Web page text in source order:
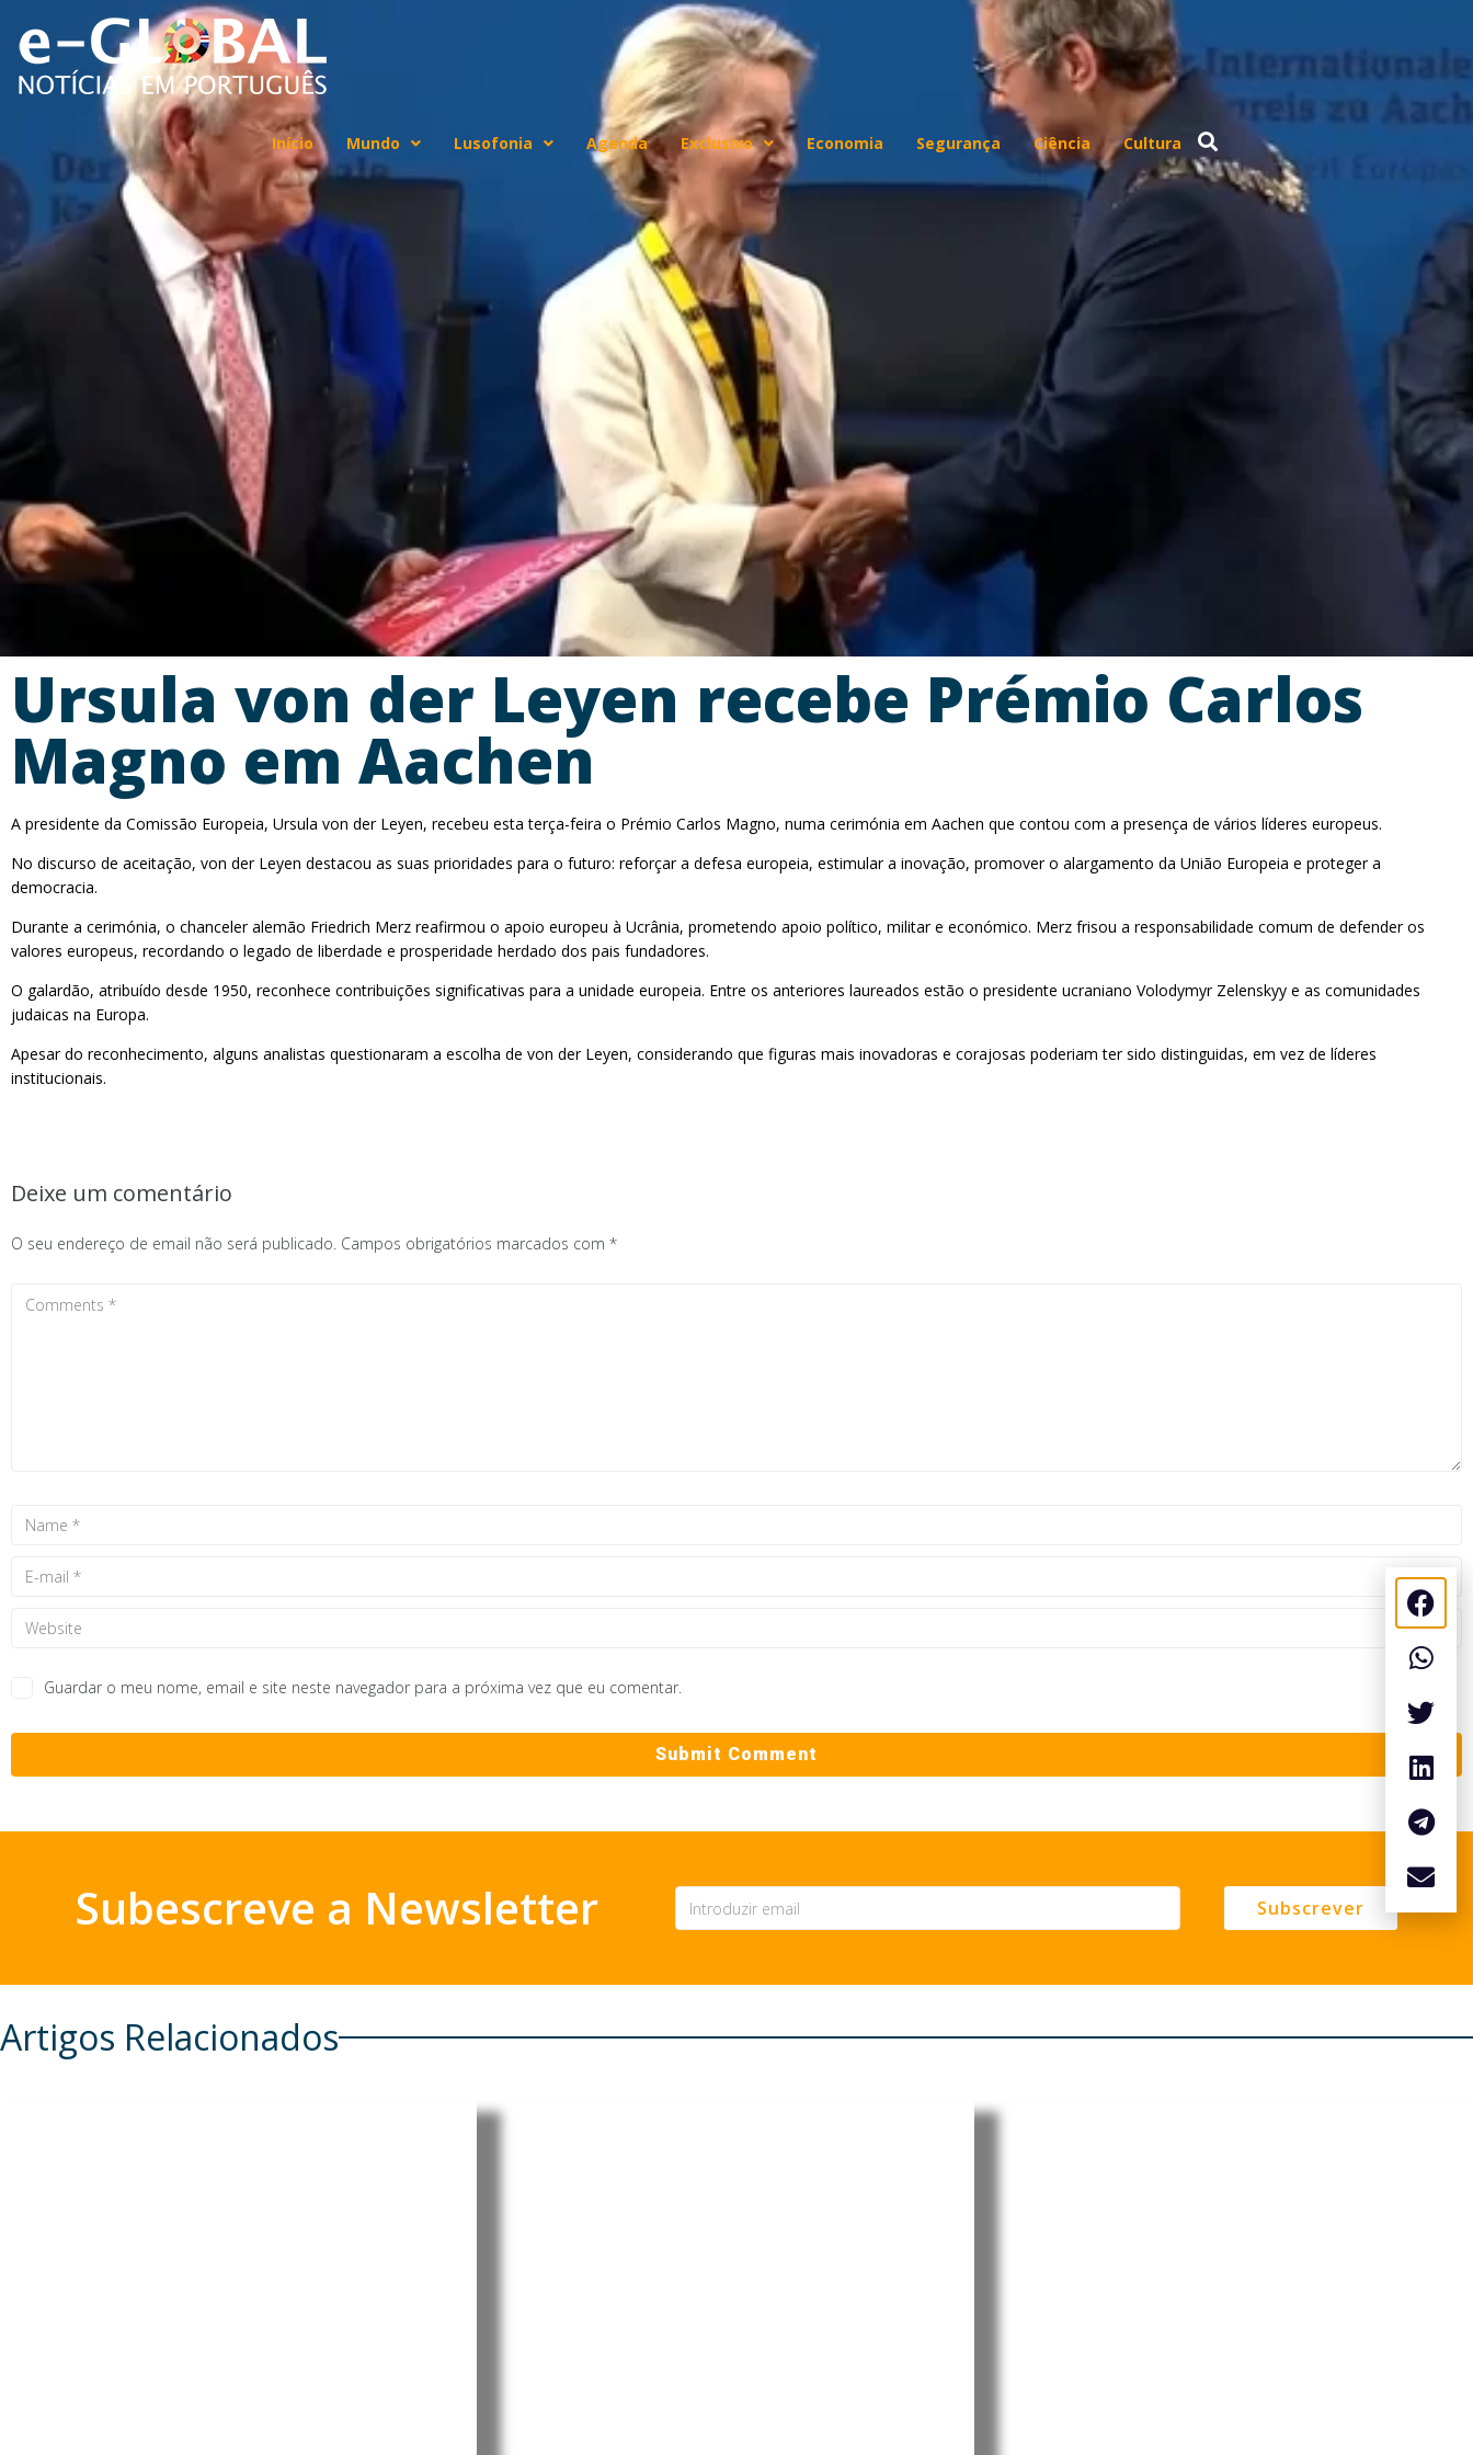
Início Mundo Lusofonia Agenda Exclusivo Economia Segurança Ciência Cultura
Ursula von der Leyen recebe Prémio Carlos
Magno em Aachen
A presidente da Comissão Europeia, Ursula von der Leyen, recebeu esta terça-feira o Prémio Carlos Magno, numa cerimónia em Aachen que contou com a presença de vários líderes europeus.
No discurso de aceitação, von der Leyen destacou as suas prioridades para o futuro: reforçar a defesa europeia, estimular a inovação, promover o alargamento da União Europeia e proteger a
democracia.
Durante a cerimónia, o chanceler alemão Friedrich Merz reafirmou o apoio europeu à Ucrânia, prometendo apoio político, militar e económico. Merz frisou a responsabilidade comum de defender os
valores europeus, recordando o legado de liberdade e prosperidade herdado dos pais fundadores.
O galardão, atribuído desde 1950, reconhece contribuições significativas para a unidade europeia. Entre os anteriores laureados estão o presidente ucraniano Volodymyr Zelenskyy e as comunidades
judaicas na Europa.
Apesar do reconhecimento, alguns analistas questionaram a escolha de von der Leyen, considerando que figuras mais inovadoras e corajosas poderiam ter sido distinguidas, em vez de líderes
institucionais.
Deixe um comentário
O seu endereço de email não será publicado. Campos obrigatórios marcados com *
Guardar o meu nome, email e site neste navegador para a próxima vez que eu comentar.
Subescreve a Newsletter Subscrever
Artigos Relacionados